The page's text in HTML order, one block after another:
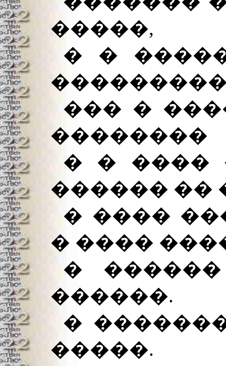
�����,
� �
��� �
��������
� � ����
������ ��
� ����
� ����
�
������.
�
�����.